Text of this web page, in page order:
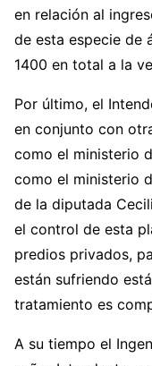
en relación al
de esta especie de
1400 en total a la
Por último, el
en conjunto con
como el ministerio
como el ministerio
de la diputada
el control de esta
predios privados,
están sufriendo
tratamiento es
A su tiempo el